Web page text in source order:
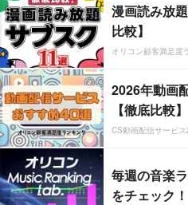
漫画読み放
比較】
オリコン顧客満足度
2026年動画
【徹底比較】
CS動画配信サービ
毎週の音楽
をチェック！